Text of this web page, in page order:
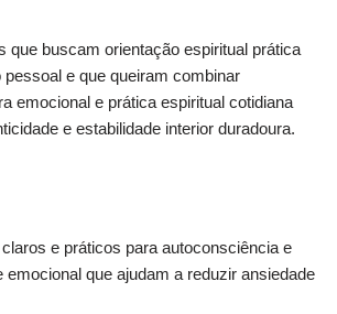
que buscam orientação espiritual prática
e que queiram combinar
emocional e prática espiritual cotidiana
e estabilidade interior duradoura.
e práticos para autoconsciência e
emocional que ajudam a reduzir ansiedade